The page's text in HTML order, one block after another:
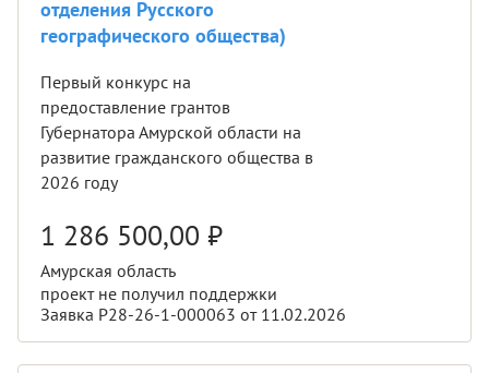
отделения Русского
географического общества)
Первый конкурс на
предоставление грантов
Губернатора Амурской области на
развитие гражданского общества в
2026 году
1 286 500,00 ₽
Амурская область
проект не получил поддержки
Заявка Р28-26-1-000063 от 11.02.2026